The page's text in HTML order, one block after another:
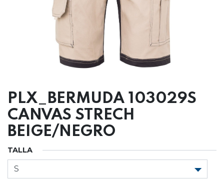
PLX_BERMUDA 103029S
CANVAS STRECH
BEIGE/NEGRO
TALLA